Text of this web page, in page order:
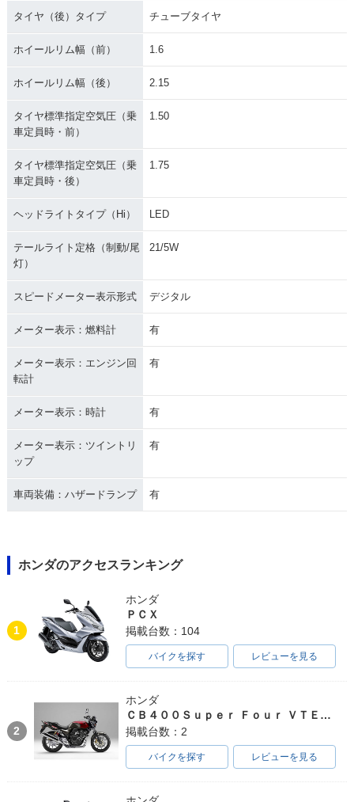
タイヤ（後）タイプ チューブタイヤ
ホイールリム幅（前） 1.6
ホイールリム幅（後） 2.15
タイヤ標準指定空気圧（乗
車定員時・前）
1.50
タイヤ標準指定空気圧（乗
車定員時・後）
1.75
ヘッドライトタイプ（Hi） LED
テールライト定格（制動/尾
灯）
21/5W
スピードメーター表示形式 デジタル
メーター表示：燃料計 有
メーター表示：エンジン回
転計
有
メーター表示：時計 有
メーター表示：ツイントリ
ップ
有
車両装備：ハザードランプ 有
ホンダのアクセスランキング
1
ホンダ
ＰＣＸ
掲載台数：104
バイクを探す レビューを見る
2
ホンダ
ＣＢ４００Ｓｕｐｅｒ Ｆｏｕｒ ＶＴＥＣ ＳＰＥＣ３
掲載台数：2
バイクを探す レビューを見る